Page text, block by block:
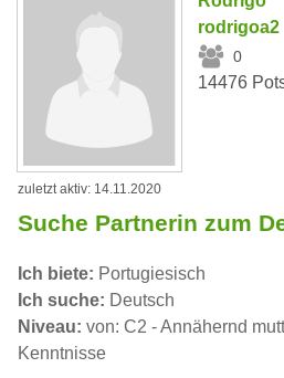
rodrigoa2
0
14476
zuletzt aktiv: 14.11.2020
Suche Partnerin zum
Ich biete: Portugiesisch
Ich suche: Deutsch
Niveau: von: C2 - Annähernd
Kenntnisse